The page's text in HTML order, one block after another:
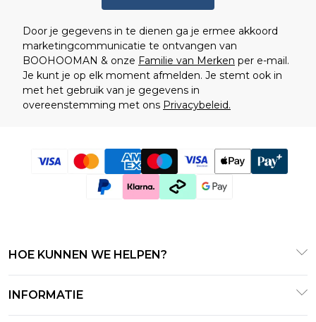
Door je gegevens in te dienen ga je ermee akkoord
marketingcommunicatie te ontvangen van
BOOHOOMAN & onze Familie van Merken per e-mail.
Je kunt je op elk moment afmelden. Je stemt ook in
met het gebruik van je gegevens in
overeenstemming met ons Privacybeleid.
HOE KUNNEN WE HELPEN?
INFORMATIE